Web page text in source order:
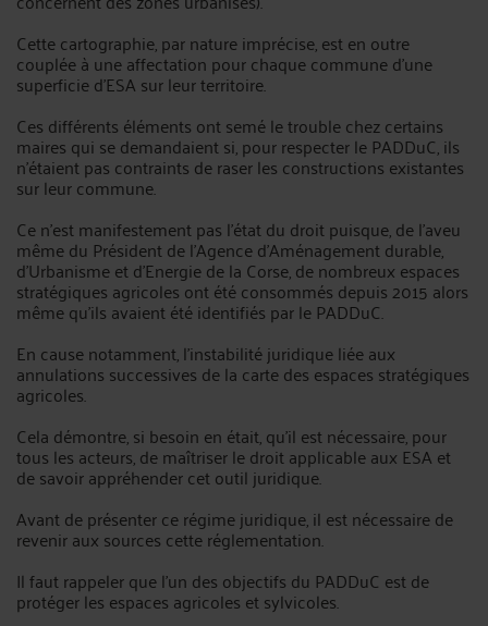
Cette cartographie, par nature imprécise, est en outre
couplée à une affectation pour chaque commune d'une
superficie d'ESA sur leur territoire.
Ces différents éléments ont semé le trouble chez certains
maires qui se demandaient si, pour respecter le PADDuC, ils
n'étaient pas contraints de raser les constructions existantes
sur leur commune.
Ce n'est manifestement pas l'état du droit puisque, de l'aveu
même du Président de l'Agence d’Aménagement durable,
d’Urbanisme et d’Energie de la Corse, de nombreux espaces
stratégiques agricoles ont été consommés depuis 2015 alors
même qu'ils avaient été identifiés par le PADDuC.
En cause notamment, l'instabilité juridique liée aux
annulations successives de la carte des espaces stratégiques
agricoles.
Cela démontre, si besoin en était, qu'il est nécessaire, pour
tous les acteurs, de maîtriser le droit applicable aux ESA et
de savoir appréhender cet outil juridique.
Avant de présenter ce régime juridique, il est nécessaire de
revenir aux sources cette réglementation.
Il faut rappeler que l'un des objectifs du PADDuC est de
protéger les espaces agricoles et sylvicoles.